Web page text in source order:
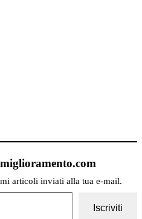
articoli inviati alla tua e-mail.
Iscriviti